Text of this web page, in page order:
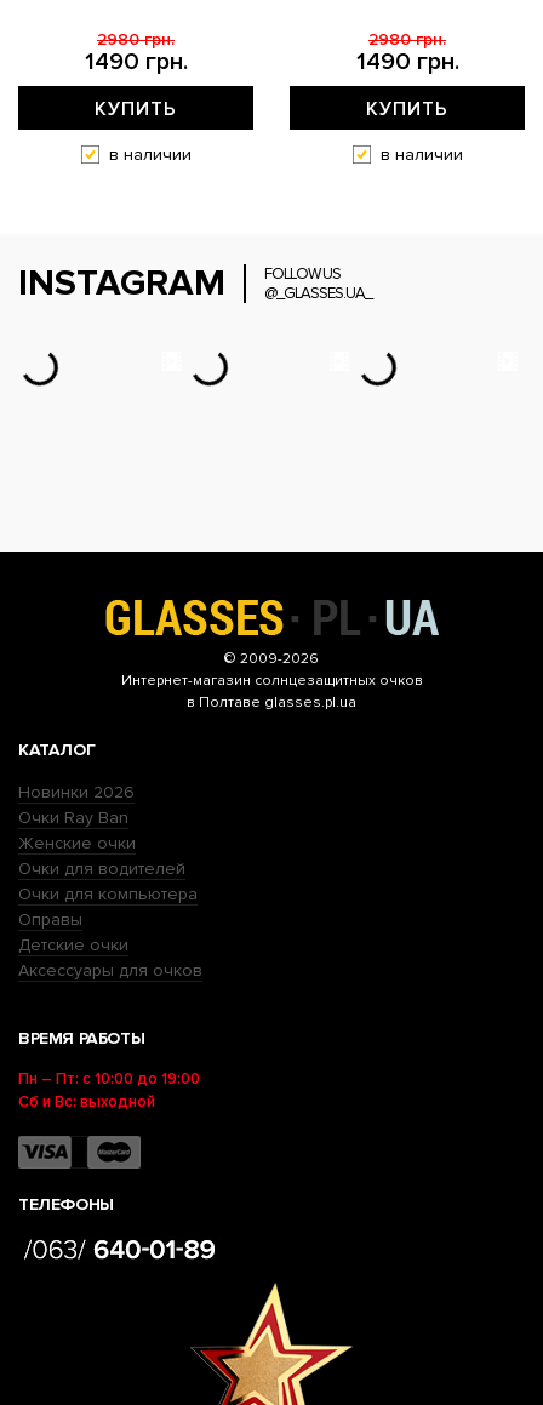
1490 грн.
2980 грн.
КУПИТЬ
в наличии
1490 грн.
2980 грн.
КУПИТЬ
в наличии
INSTAGRAM
FOLLOW US
@_GLASSES.UA_
© 2009-2026
Интернет-магазин солнцезащитных очков
в Полтаве glasses.pl.ua
КАТАЛОГ
Новинки 2026
Очки Ray Ban
Женские очки
Очки для водителей
Очки для компьютера
Оправы
Детские очки
Аксессуары для очков
ВРЕМЯ РАБОТЫ
Пн – Пт: с 10:00 до 19:00
Сб и Вс: выходной
ТЕЛЕФОНЫ